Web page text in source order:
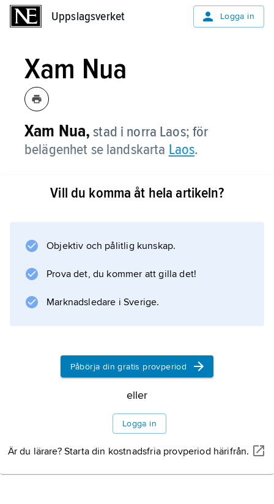
Uppslagsverket Logga in
Xam Nua
Xam Nua, stad i norra Laos; för
belägenhet se landskarta Laos.
Vill du komma åt hela artikeln?
Objektiv och pålitlig kunskap.
Prova det, du kommer att gilla det!
Marknadsledare i Sverige.
Påbörja din gratis provperiod
eller
Logga in
Är du lärare? Starta din kostnadsfria provperiod härifrån.